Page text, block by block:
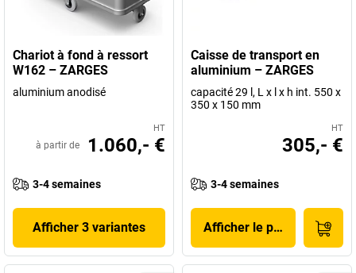
Chariot à fond à ressort
W162 – ZARGES
aluminium anodisé
HT
à partir de 1.060,- €
3-4 semaines
Afficher 3 variantes
Caisse de transport en
aluminium – ZARGES
capacité 29 l, L x l x h int. 550 x
350 x 150 mm
HT
305,- €
3-4 semaines
Afficher le produit